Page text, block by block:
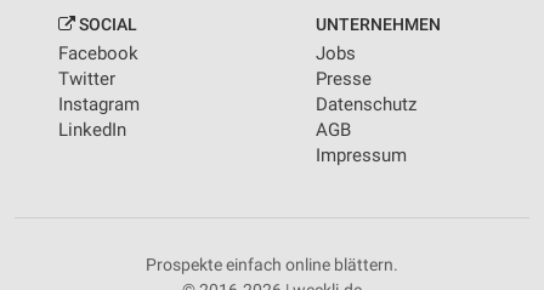
SOCIAL
Facebook
Twitter
Instagram
LinkedIn
UNTERNEHMEN
Jobs
Presse
Datenschutz
AGB
Impressum
Prospekte einfach online blättern.